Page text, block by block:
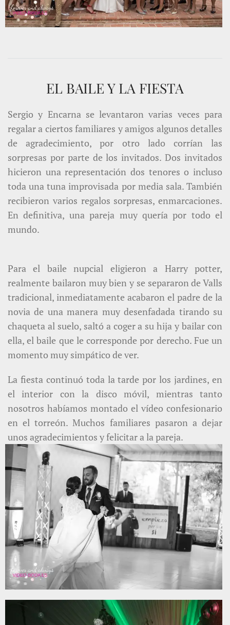
EL BAILE Y LA FIESTA
Sergio y Encarna se levantaron varias veces para
regalar a ciertos familiares y amigos algunos detalles
de agradecimiento, por otro lado corrían las
sorpresas por parte de los invitados. Dos invitados
hicieron una representación dos tenores o incluso
toda una tuna improvisada por media sala. También
recibieron varios regalos sorpresas, enmarcaciones.
En definitiva, una pareja muy quería por todo el
mundo.
Para el baile nupcial eligieron a Harry potter,
realmente bailaron muy bien y se separaron de Valls
tradicional, inmediatamente acabaron el padre de la
novia de una manera muy desenfadada tirando su
chaqueta al suelo, saltó a coger a su hija y bailar con
ella, el baile que le corresponde por derecho. Fue un
momento muy simpático de ver.
La fiesta continuó toda la tarde por los jardines, en
el interior con la disco móvil, mientras tanto
nosotros habíamos montado el vídeo confesionario
en el torreón. Muchos familiares pasaron a dejar
unos agradecimientos y felicitar a la pareja.